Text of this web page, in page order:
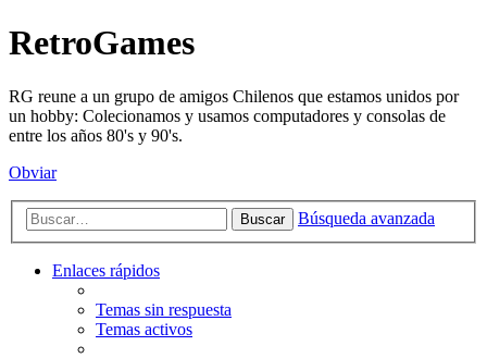
RetroGames
RG reune a un grupo de amigos Chilenos que estamos unidos por
un hobby: Colecionamos y usamos computadores y consolas de
entre los años 80's y 90's.
Obviar
Buscar Búsqueda avanzada
Enlaces rápidos
Temas sin respuesta
Temas activos